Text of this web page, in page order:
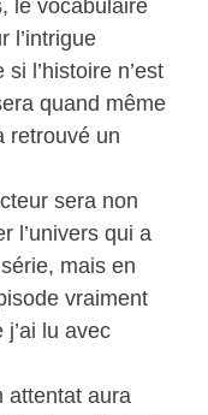
le vocabulaire
l’intrigue
l’histoire n’est
quand même
retrouvé un
sera non
l’univers qui a
mais en
vraiment
lu avec
attentat aura